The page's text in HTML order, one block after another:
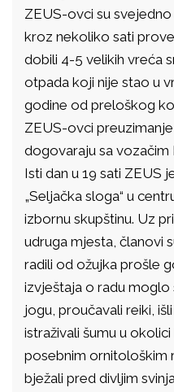
ZEUS-ovci su
kroz nekoliko sati
dobili 4-5 velikih vreća
otpada koji nije stao u
godine od preloškog
ZEUS-ovci
dogovaraju sa vozačim
Isti dan u 19 sati ZEUS
„Seljačka sloga“ u
izbornu skupštinu. Uz
udruga mjesta, članovi
radili od ožujka prošle
izvještaja o radu moglo
jogu, proučavali reiki,
istraživali šumu u
posebnim ornitološkim
bježali pred divljim